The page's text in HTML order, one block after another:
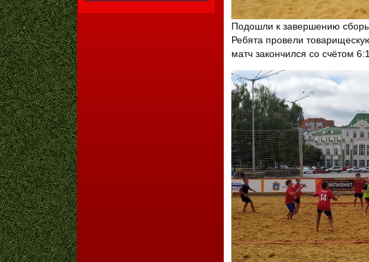
Подошли к завершению
Ребята провели
матч закончился со счётом